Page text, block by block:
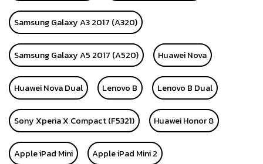
Samsung Galaxy A3 2017 (A320)
Samsung Galaxy A5 2017 (A520) Huawei Nova
Huawei Nova Dual Lenovo B Lenovo B Dual
Sony Xperia X Compact (F5321) Huawei Honor 8
Apple iPad Mini Apple iPad Mini 2